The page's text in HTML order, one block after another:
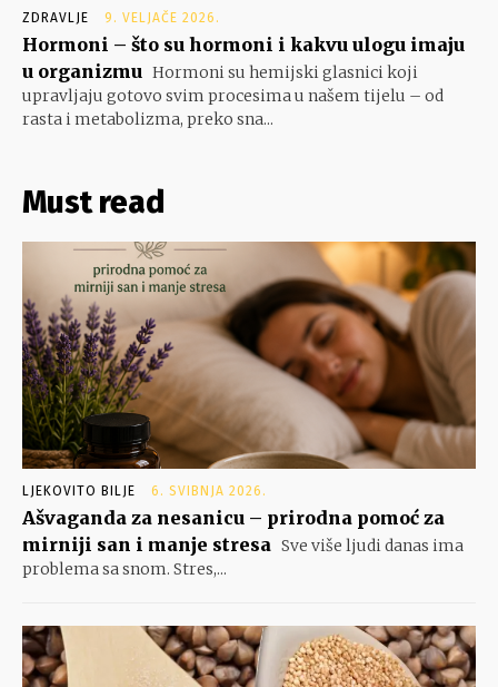
ZDRAVLJE 9. VELJAČE 2026.
Hormoni – što su hormoni i kakvu ulogu imaju
u organizmu Hormoni su hemijski glasnici koji
upravljaju gotovo svim procesima u našem tijelu – od
rasta i metabolizma, preko sna...
Must read
LJEKOVITO BILJE 6. SVIBNJA 2026.
Ašvaganda za nesanicu – prirodna pomoć za
mirniji san i manje stresa Sve više ljudi danas ima
problema sa snom. Stres,...